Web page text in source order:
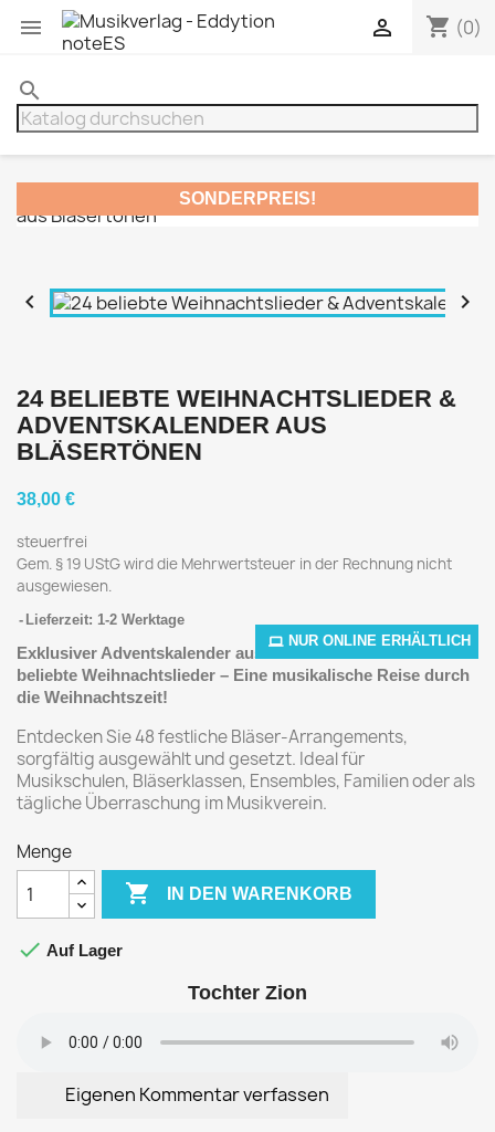
 shopping_cart (0)

search
NUR ONLINE ERHÄLTLICH
SONDERPREIS!
 
24 BELIEBTE WEIHNACHTSLIEDER &
ADVENTSKALENDER AUS
BLÄSERTÖNEN
38,00 €
steuerfrei
Gem. § 19 UStG wird die Mehrwertsteuer in der Rechnung nicht
ausgewiesen.
Lieferzeit: 1-2 Werktage
Exklusiver Adventskalender aus Bläsertönen und
beliebte Weihnachtslieder – Eine musikalische Reise durch
die Weihnachtszeit!
Entdecken Sie 48 festliche Bläser-Arrangements,
sorgfältig ausgewählt und gesetzt. Ideal für
Musikschulen, Bläserklassen, Ensembles, Familien oder als
tägliche Überraschung im Musikverein.
Menge
 IN DEN WARENKORB
 Auf Lager
Tochter Zion
Eigenen Kommentar verfassen